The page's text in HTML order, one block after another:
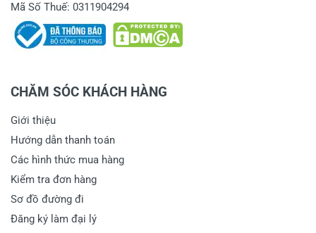
Mã Số Thuế: 0311904294
CHĂM SÓC KHÁCH HÀNG
Giới thiệu
Hướng dẫn thanh toán
Các hình thức mua hàng
Kiểm tra đơn hàng
Sơ đồ đường đi
Đăng ký làm đại lý